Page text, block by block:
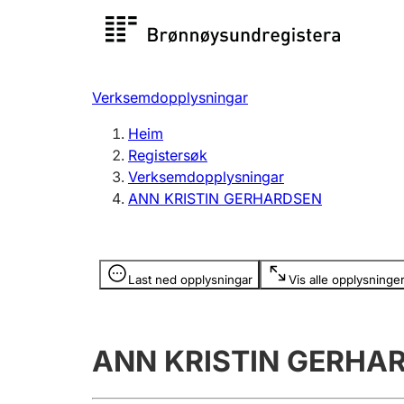
Registersøk
Registrere, endre, slette
Verksemdopplysningar
Heim
Registersøk
Verksemdopplysningar
ANN KRISTIN GERHARDSEN
Last ned opplysningar Vis alle opplysninger
Opplysninger er skjult
ANN KRISTIN